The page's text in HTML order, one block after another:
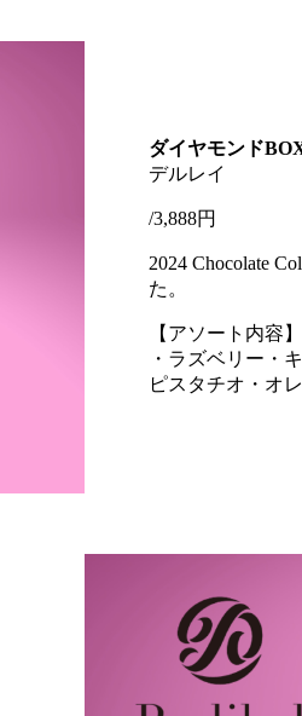
ダイヤモンド
デルレイ
/3,888円
2024 Chocolate
た。
【アソート内容】
・ラズベリー
ピスタチオ・オ